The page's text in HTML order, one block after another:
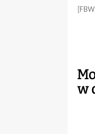
[FBW]